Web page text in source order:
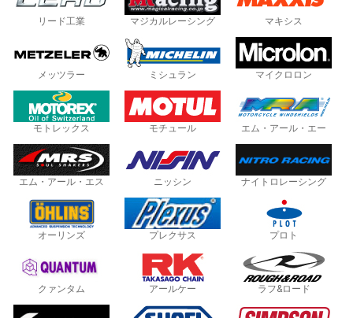
リード工業 マジカルレーシング マキシス
メッツラー ミシュラン マイクロロン
モトレックス モチュール エム・アール・エー
エム・アール・エス ニッシン ナイトロレーシング
オーリンズ プレクサス プロト
クァンタム アールケー ラフ&ロード